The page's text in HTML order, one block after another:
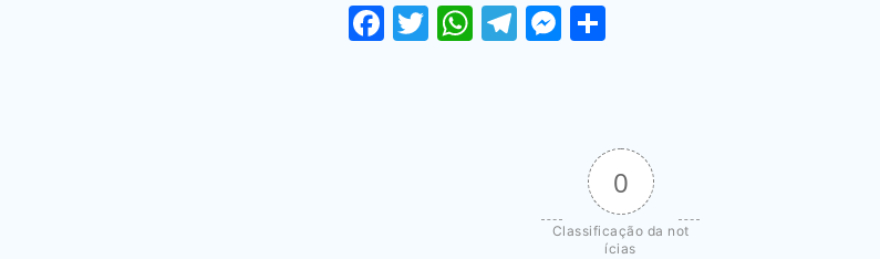
Facebook
Twitter
WhatsApp
Telegram
Messenger
0
Classificação da not
ícias